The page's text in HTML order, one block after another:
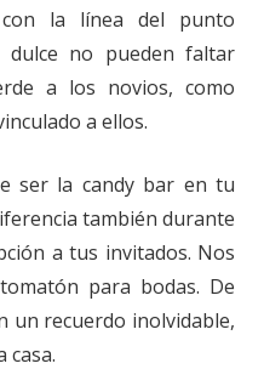
la línea del punto
no pueden faltar
a los novios, como
a ellos.
ser la candy bar en tu
también durante
a tus invitados. Nos
para bodas. De
un recuerdo inolvidable,
casa.